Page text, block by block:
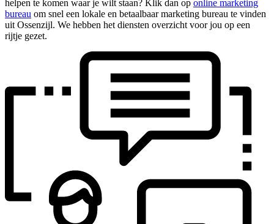
helpen te komen waar je wilt staan? Klik dan op online marketing
bureau om snel een lokale en betaalbaar marketing bureau te vinden
uit Ossenzijl. We hebben het diensten overzicht voor jou op een
rijtje gezet.